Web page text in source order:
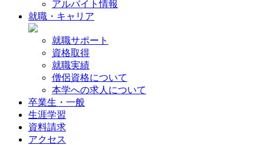
アルバイト情報
就職・キャリア
就職サポート
資格取得
就職実績
僧侶資格について
本学への求人について
卒業生・一般
生涯学習
資料請求
アクセス